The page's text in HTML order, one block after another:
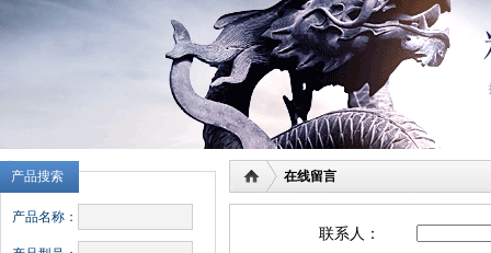
产品搜索
产品名称：
在线留言
联系人：